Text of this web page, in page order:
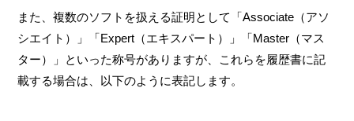
また、複数のソフトを扱える証明として「Associate（アソ
シエイト）」「Expert（エキスパート）」「Master（マス
ター）」といった称号がありますが、これらを履歴書に記
載する場合は、以下のように表記します。